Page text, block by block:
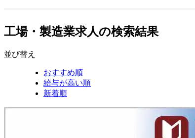
工場・製造業求人の検索結果
並び替え
おすすめ順
給与が高い順
新着順